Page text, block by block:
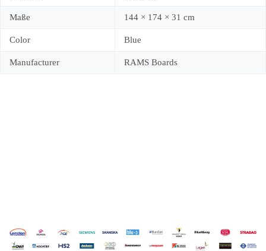
Maße 144 × 174 × 31 cm
Color Blue
Manufacturer RAMS Boards